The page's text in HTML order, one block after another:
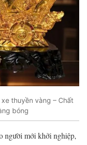
thuyền vàng – Chất
bóng
người mới khởi nghiệp,